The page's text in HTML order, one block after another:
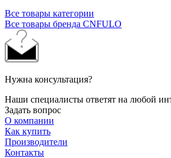
Все товары категории
Все товары бренда CNFULO
Нужна консультация?
Наши специалисты ответят на любой
Задать вопрос
О компании
Как купить
Производители
Контакты